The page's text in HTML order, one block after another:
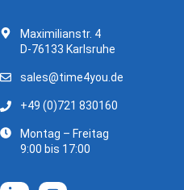
Maximilianstr. 4
D-76133 Karlsruhe
sales@time4you.de
+49 (0)721 830160
Montag – Freitag
9:00 bis 17:00